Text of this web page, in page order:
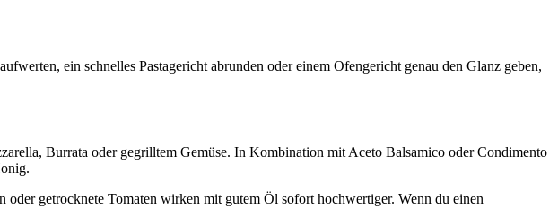
ein schnelles Pastagericht abrunden oder einem Ofengericht genau den Glanz geben,
Burrata oder gegrilltem Gemüse. In Kombination mit Aceto Balsamico oder Condimento
getrocknete Tomaten wirken mit gutem Öl sofort hochwertiger. Wenn du einen